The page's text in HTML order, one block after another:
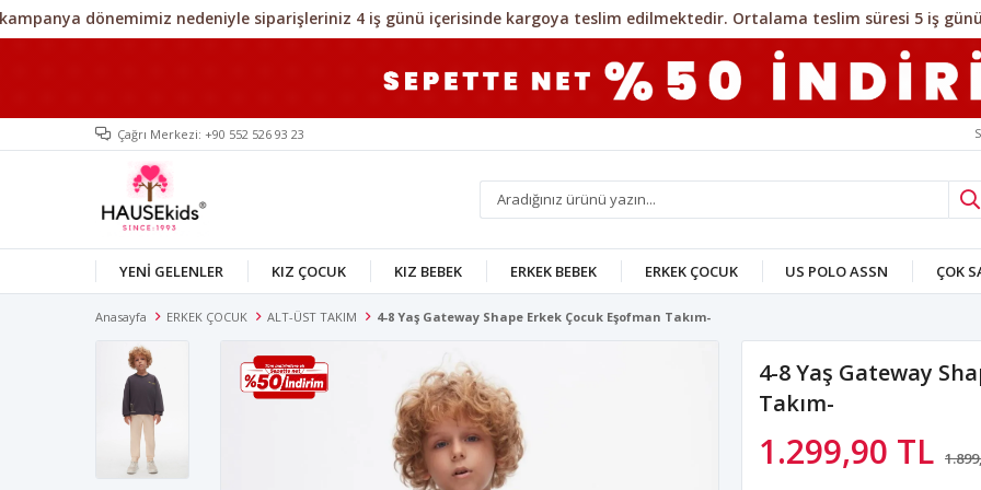
Çağrı Merkezi: +90 552 526 93 23
YENİ GELENLER KIZ ÇOCUK KIZ BEBEK ERKEK BEBEK ERKEK ÇOCUK US POLO ASSN ÇOK
Anasayfa ERKEK ÇOCUK ALT-ÜST TAKIM 4-8 Yaş Gateway Shape Erkek Çocuk Eşofman Takım-
4-8 Yaş Gateway
Takım-
1.299,90 TL